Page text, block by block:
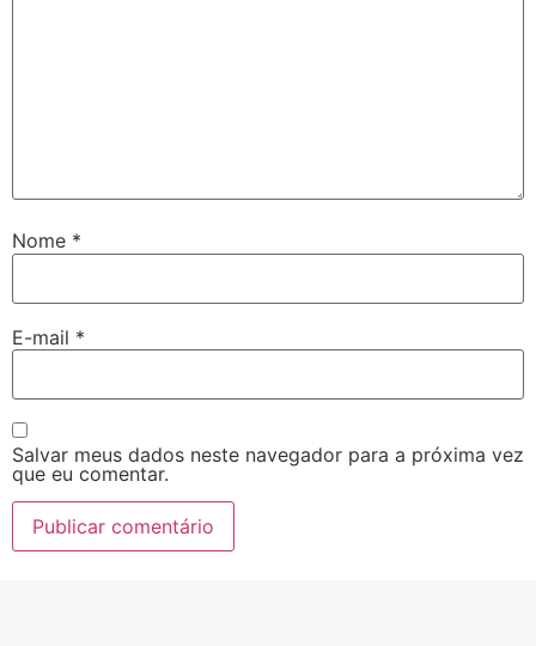
Nome *
E-mail *
Salvar meus dados neste navegador para a próxima vez
que eu comentar.